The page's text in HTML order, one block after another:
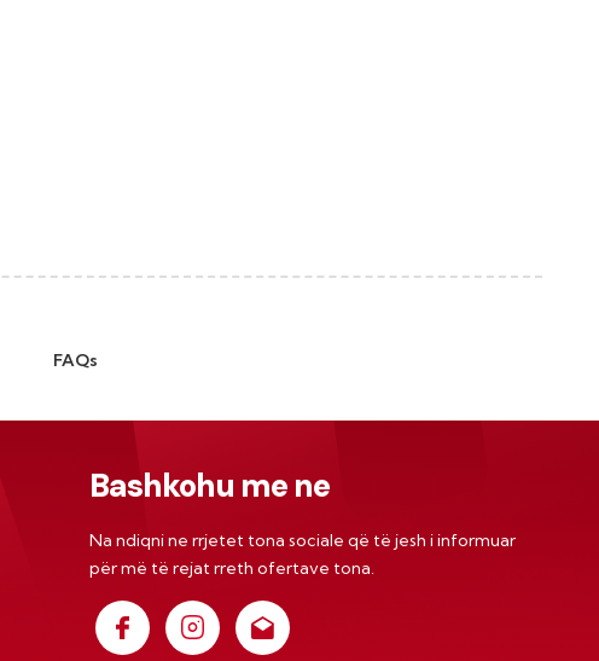
FAQs
Bashkohu me ne
Na ndiqni ne rrjetet tona sociale që të jesh i informuar
për më të rejat rreth ofertave tona.